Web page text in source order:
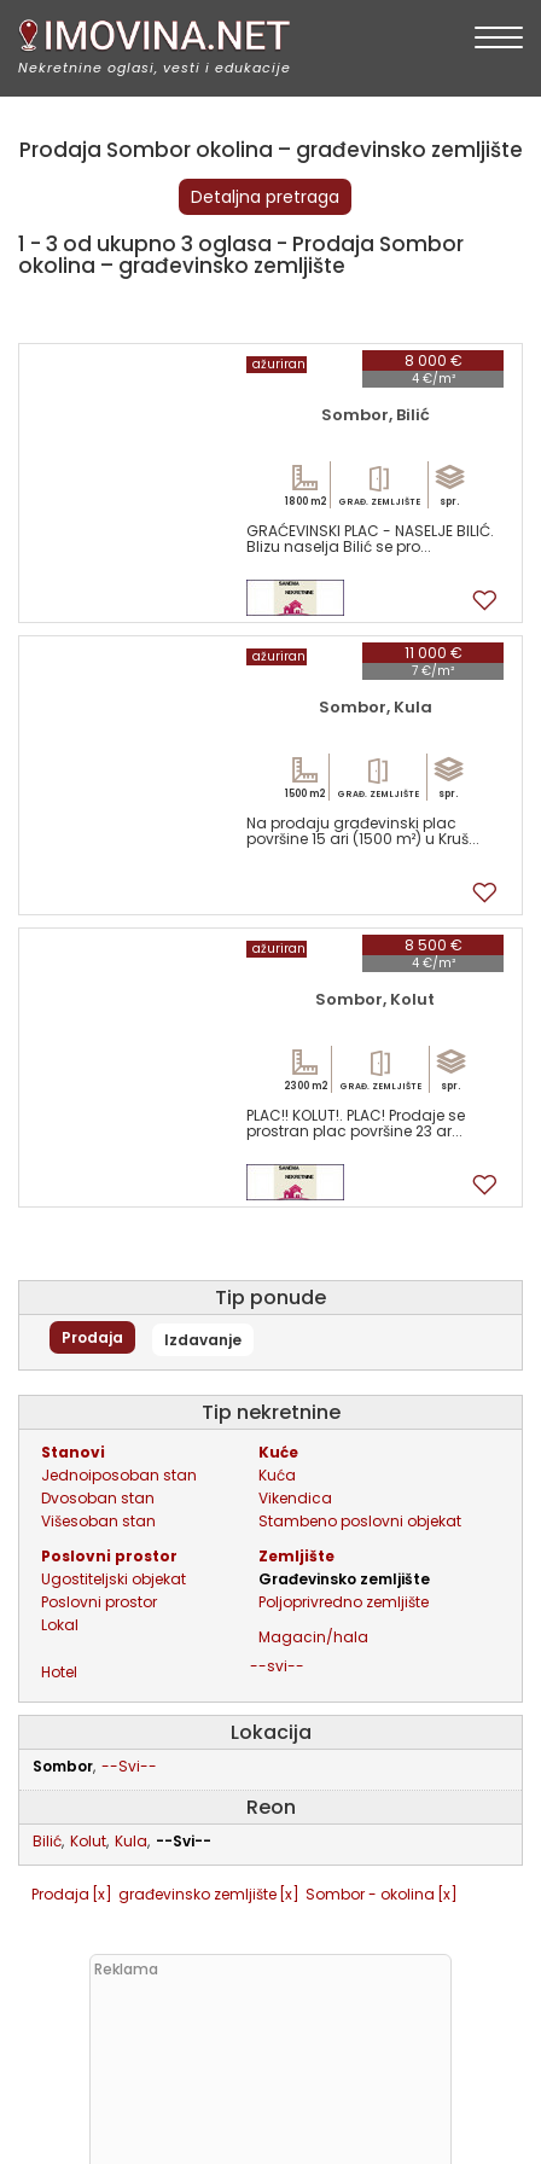
Nekretnine oglasi, vesti i edukacije
Prodaja Sombor okolina – građevinsko zemljište
Detaljna pretraga
1 - 3 od ukupno 3 oglasa - Prodaja Sombor
okolina – građevinsko zemljište
8 000 €
4 €/m²
ažuriran
Sombor, Bilić
1800 m2 GRAĐ. ZEMLJIŠTE spr.
GRAĆEVINSKI PLAC - NASELJE BILIĆ.
Blizu naselja Bilić se pro...
11 000 €
7 €/m²
ažuriran
Sombor, Kula
1500 m2 GRAĐ. ZEMLJIŠTE spr.
Na prodaju građevinski plac
površine 15 ari (1500 m²) u Kruš...
8 500 €
4 €/m²
ažuriran
Sombor, Kolut
2300 m2 GRAĐ. ZEMLJIŠTE spr.
PLAC!! KOLUT!. PLAC! Prodaje se
prostran plac površine 23 ar...
Tip ponude
Prodaja Izdavanje
tip nekretnine
stanovi
jednoiposoban stan
dvosoban stan
višesoban stan
kuće
kuća
vikendica
stambeno poslovni objekat
poslovni prostor
ugostiteljski objekat
poslovni prostor
lokal
zemljište
građevinsko zemljište
poljoprivredno zemljište
magacin/hala
hotel
--svi--
Lokacija
Sombor, --Svi--
Reon
Bilić, Kolut, Kula, --Svi--
Prodaja [x] građevinsko zemljište [x] Sombor - okolina [x]
Reklama